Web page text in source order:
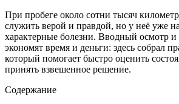
При пробеге около сотни тысяч
служить верой и правдой, но у неё уже
характерные болезни. Вводный осмотр
экономят время и деньги: здесь собрал
который помогает быстро оценить
принять взвешенное решение.
Содержание